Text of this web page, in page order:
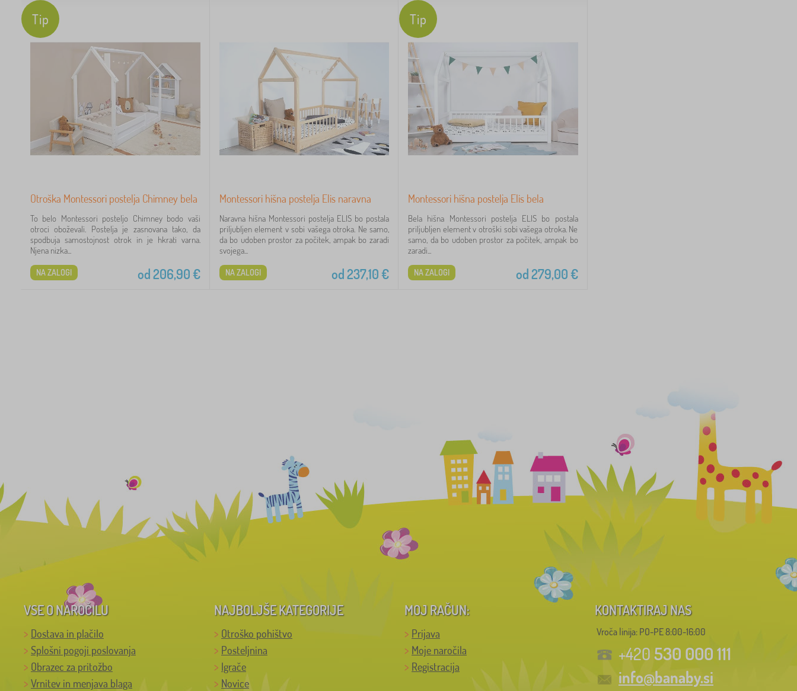
Tip
Otroška Montessori postelja Chimney bela
To belo Montessori posteljo Chimney bodo vaši
otroci oboževali. Postelja je zasnovana tako, da
spodbuja samostojnost otrok in je hkrati varna.
Njena nizka...
od206,90€
NA ZALOGI
Montessori hišna postelja Elis naravna
Naravna hišna Montessori postelja ELIS bo postala
priljubljen element v sobi vašega otroka. Ne samo,
da bo udoben prostor za počitek, ampak bo zaradi
svojega...
od237,10€
NA ZALOGI
Tip
Montessori hišna postelja Elis bela
Bela hišna Montessori postelja ELIS bo postala
priljubljen element v otroški sobi vašega otroka. Ne
samo, da bo udoben prostor za počitek, ampak bo
zaradi...
od279,00€
NA ZALOGI
VSE O NAROČILU
Dostava in plačilo
Splošni pogoji poslovanja
Obrazec za pritožbo
Vrnitev in menjava blaga
NAJBOLJŠE KATEGORIJE
Otroško pohištvo
Posteljnina
Igrače
Novice
MOJ RAČUN:
Prijava
Moje naročila
Registracija
KONTAKTIRAJ NAS
Vroča linija: PO-PE 8:00-16:00
+420530 000 111
info@banaby.si